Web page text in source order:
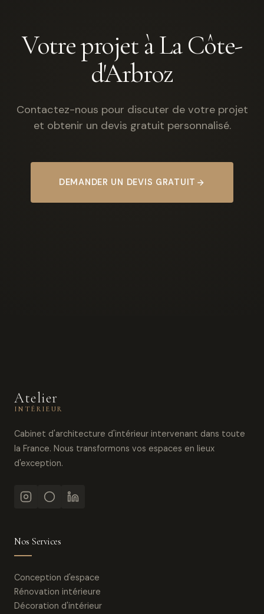
Votre projet à La Côte-
d'Arbroz
Contactez-nous pour discuter de votre projet
et obtenir un devis gratuit personnalisé.
DEMANDER UN DEVIS GRATUIT
Atelier
INTÉRIEUR
Cabinet d'architecture d'intérieur intervenant dans toute
la France. Nous transformons vos espaces en lieux
d'exception.
Nos Services
Conception d'espace
Rénovation intérieure
Décoration d'intérieur